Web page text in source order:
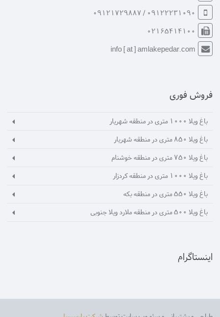
09122231090 / 09121729887
02165414100
info [ at ] amlakepedar.com
فروش فوری
باغ ویلا 1000 متری در منطقه شهریار
باغ ویلا 850 متری در منطقه شهریار
باغ ویلا 750 متری در منطقه خوشنام
باغ ویلا 1000 متری در منطقه کردزار
باغ ویلا 550 متری در منطقه بکه
باغ ویلا 500 متری در منطقه ملارد ویلا جنوبی
اینستاگرام